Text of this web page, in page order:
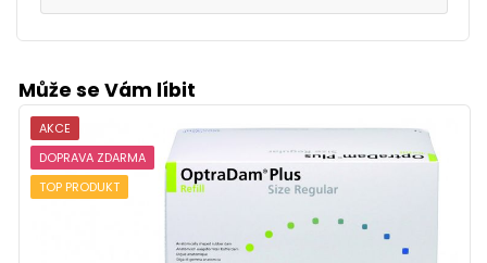
Může se Vám líbit
AKCE
DOPRAVA ZDARMA
TOP PRODUKT